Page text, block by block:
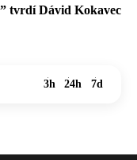
tvrdí Dávid Kokavec
3h 24h 7d